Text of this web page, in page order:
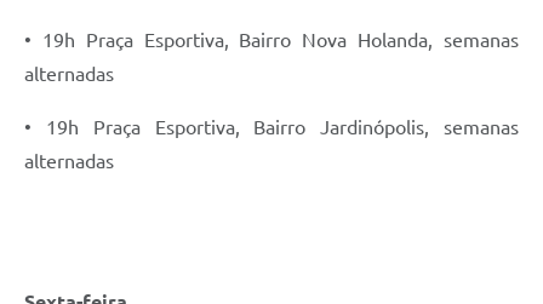
• 19h Praça Esportiva, Bairro Nova Holanda, semanas
alternadas
• 19h Praça Esportiva, Bairro Jardinópolis, semanas
alternadas